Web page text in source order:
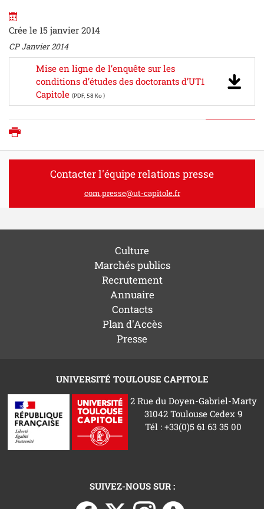
Crée le 15 janvier 2014
CP Janvier 2014
Mise en ligne de l’enquête sur les
conditions d’études des doctorants d’UT1
Capitole (PDF, 58 Ko )
Contacter l'équipe relations presse
com.presse@ut-capitole.fr
Culture
Marchés publics
Recrutement
Annuaire
Contacts
Plan d'Accès
Presse
UNIVERSITÉ TOULOUSE CAPITOLE
2 Rue du Doyen-Gabriel-Marty
31042 Toulouse Cedex 9
Tél : +33(0)5 61 63 35 00
SUIVEZ-NOUS SUR :